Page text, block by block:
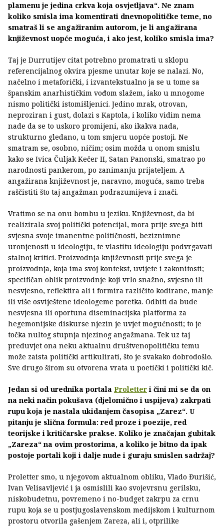
plamenu je jedina crkva koja osvjetljava“. Ne znam
koliko smisla ima komentirati dnevnopolitičke teme, no
smatraš li se angažiranim autorom, je li angažirana
književnost uopće moguća, i ako jest, koliko smisla ima?
Taj je Durrutijev citat potrebno promatrati u sklopu
referencijalnog okvira pjesme unutar koje se nalazi. No,
načelno i metaforički, i izvantekstualno ja se u tome sa
španskim anarhističkim vođom slažem, iako u mnogome
nismo politički istomišljenici. Jedino mrak, otrovan,
neproziran i gust, dolazi s Kaptola, i koliko vidim nema
nade da se to uskoro promijeni, ako ikakva nada,
strukturno gledano, u tom smjeru uopće postoji. Ne
smatram se, osobno, ničim; osim možda u onom smislu
kako se Ivica Čuljak Kečer II, Satan Panonski, smatrao po
narodnosti pankerom, po zanimanju prijateljem. A
angažirana književnost je, naravno, moguća, samo treba
raščistiti što taj angažman podrazumijeva i znači.
Vratimo se na onu bombu u jeziku. Književnost, da bi
realizirala svoj politički potencijal, mora prije svega biti
svjesna svoje imanentne političnosti, beziznimne
uronjenosti u ideologiju, te vlastitu ideologiju podvrgavati
stalnoj kritici. Proizvodnja književnosti prije svega je
proizvodnja, koja ima svoj kontekst, uvijete i zakonitosti;
specifičan oblik proizvodnje koji vrlo snažno, svjesno ili
nesvjesno, reflektira ali i formira različito kodirane, manje
ili više osviještene ideologeme poretka. Odbiti da bude
nesvjesna ili oportuna diseminacijska platforma za
hegemonijske diskurse njezin je uvjet mogućnosti; to je
točka nultog stupnja njezinog angažmana. Tek uz taj
preduvjet ona neku aktualnu društvenopolitičku temu
može zaista politički artikulirati, što je svakako dobrodošlo.
Sve drugo širom su otvorena vrata u poetički i politički kič.
Jedan si od urednika portala Proletteri čini mi se da on
na neki način pokušava (djelomično i uspijeva) zakrpati
rupu koja je nastala ukidanjem časopisa „Zarez“. U
pitanju je slična formula: red proze i poezije, red
teorijske i kritičarske prakse. Koliko je značajan gubitak
„Zareza“ na ovim prostorima, a koliko je bitno da ipak
postoje portali koji i dalje nude i guraju smislen sadržaj?
Proletter smo, u njegovom aktualnom obliku, Vlado Đurišić,
Ivan Velisavljević i ja osmislili kao svojevrsnu gerilsku,
niskobuđetnu, povremeno i no-budget zakrpu za crnu
rupu koja se u postjugoslavenskom medijskom i kulturnom
prostoru otvorila gašenjem Zareza, ali i, otprilike